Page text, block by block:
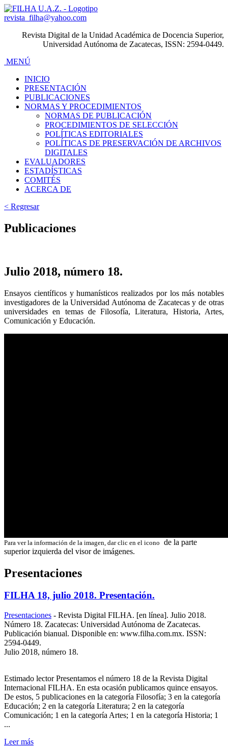
revista_filha@yahoo.com
Revista Digital de la Unidad Académica de Docencia Superior,
Universidad Autónoma de Zacatecas, ISSN: 2594-0449.
MENÚ
INICIO
PRESENTACIÓN
PUBLICACIONES
NORMAS Y PROCEDIMIENTOS
NORMAS DE PUBLICACIÓN
PROCEDIMIENTOS DE SELECCIÓN
POLÍTICAS EDITORIALES
POLÍTICAS DE PRESERVACIÓN DE ARCHIVOS
DIGITALES
EVALUADORES
ESTADÍSTICAS
COMITÉS
ACERCA DE
< Regresar
Publicaciones
Julio 2018, número 18.
Ensayos científicos y humanísticos realizados por los más notables
investigadores de la Universidad Autónoma de Zacatecas y de otras
universidades en temas de Filosofía, Literatura, Historia, Artes,
Comunicación y Educación.
Para ver la información de la imagen, dar clic en el icono de la parte
superior izquierda del visor de imágenes.
Presentaciones
FILHA 18, julio 2018. Presentación.
Presentaciones - Revista Digital FILHA. [en línea]. Julio 2018.
Número 18. Zacatecas: Universidad Autónoma de Zacatecas.
Publicación bianual. Disponible en: www.filha.com.mx. ISSN:
2594-0449.
Julio 2018, número 18.
Estimado lector Presentamos el número 18 de la Revista Digital
Internacional FILHA. En esta ocasión publicamos quince ensayos.
De estos, 5 publicaciones en la categoría Filosofía; 3 en la categoría
Educación; 2 en la categoría Literatura; 2 en la categoría
Comunicación; 1 en la categoría Artes; 1 en la categoría Historia; 1
...
Leer más